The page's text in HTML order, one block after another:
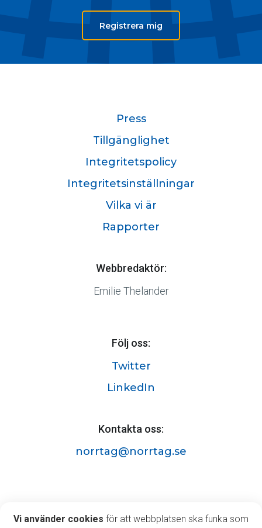
Registrera mig
Kontakta oss:
norrtag@norrtag.se
Press
Tillgänglighet
Integritetspolicy
Integritetsinställningar
Vilka vi är
Rapporter
Webbredaktör:
Emilie Thelander
Följ oss:
Twitter
LinkedIn
Vi använder cookies
Vi använder cookies för att webbplatsen ska funka som